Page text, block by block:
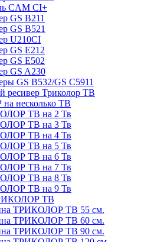
CAM CI+
GS B211
GS B521
U210CI
GS E212
GS E502
GS A230
GS B532/GS C5911
ресивер Триколор ТВ
несколько ТВ
ТВ на 2 Тв
ТВ на 3 Тв
ТВ на 4 Тв
ТВ на 5 Тв
ТВ на 6 Тв
ТВ на 7 Тв
ТВ на 8 Тв
ТВ на 9 Тв
ТВ
ТРИКОЛОР ТВ 55 см.
ТРИКОЛОР ТВ 60 см.
ТРИКОЛОР ТВ 90 см.